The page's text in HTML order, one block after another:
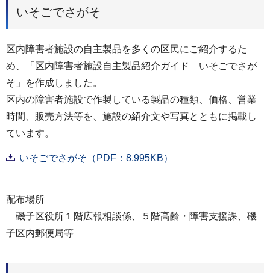
いそごでさがそ
区内障害者施設の自主製品を多くの区民にご紹介するた
め、「区内障害者施設自主製品紹介ガイド いそごでさが
そ」を作成しました。
区内の障害者施設で作製している製品の種類、価格、営業
時間、販売方法等を、施設の紹介文や写真とともに掲載し
ています。
いそごでさがそ（PDF：8,995KB）
配布場所
磯子区役所１階広報相談係、５階高齢・障害支援課、磯
子区内郵便局等